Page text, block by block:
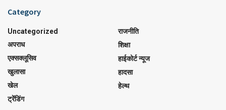
Category
Uncategorized
अपराध
एक्सक्लूसिव
खुलासा
खेल
ट्रेंडिंग
राजनीति
शिक्षा
हाईकोर्ट न्यूज
हादसा
हेल्थ